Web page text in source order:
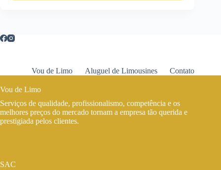
Vou de Limo Aluguel de Limousines Contato
Vou de Limo
Serviços de qualidade, profissionalismo, competência e os
melhores preços do mercado tornam a empresa tão querida e
prestigiada pelos clientes.
SAC